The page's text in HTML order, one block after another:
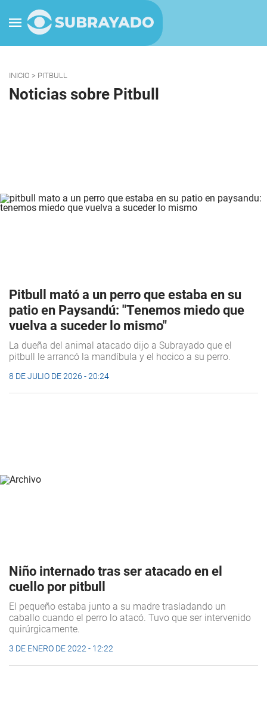
INICIO > PITBULL
Noticias sobre Pitbull
Pitbull mató a un perro que estaba en su
patio en Paysandú: "Tenemos miedo que
vuelva a suceder lo mismo"
La dueña del animal atacado dijo a Subrayado que el
pitbull le arrancó la mandíbula y el hocico a su perro.
8 DE JULIO DE 2026 - 20:24
Niño internado tras ser atacado en el
cuello por pitbull
El pequeño estaba junto a su madre trasladando un
caballo cuando el perro lo atacó. Tuvo que ser intervenido
quirúrgicamente.
3 DE ENERO DE 2022 - 12:22